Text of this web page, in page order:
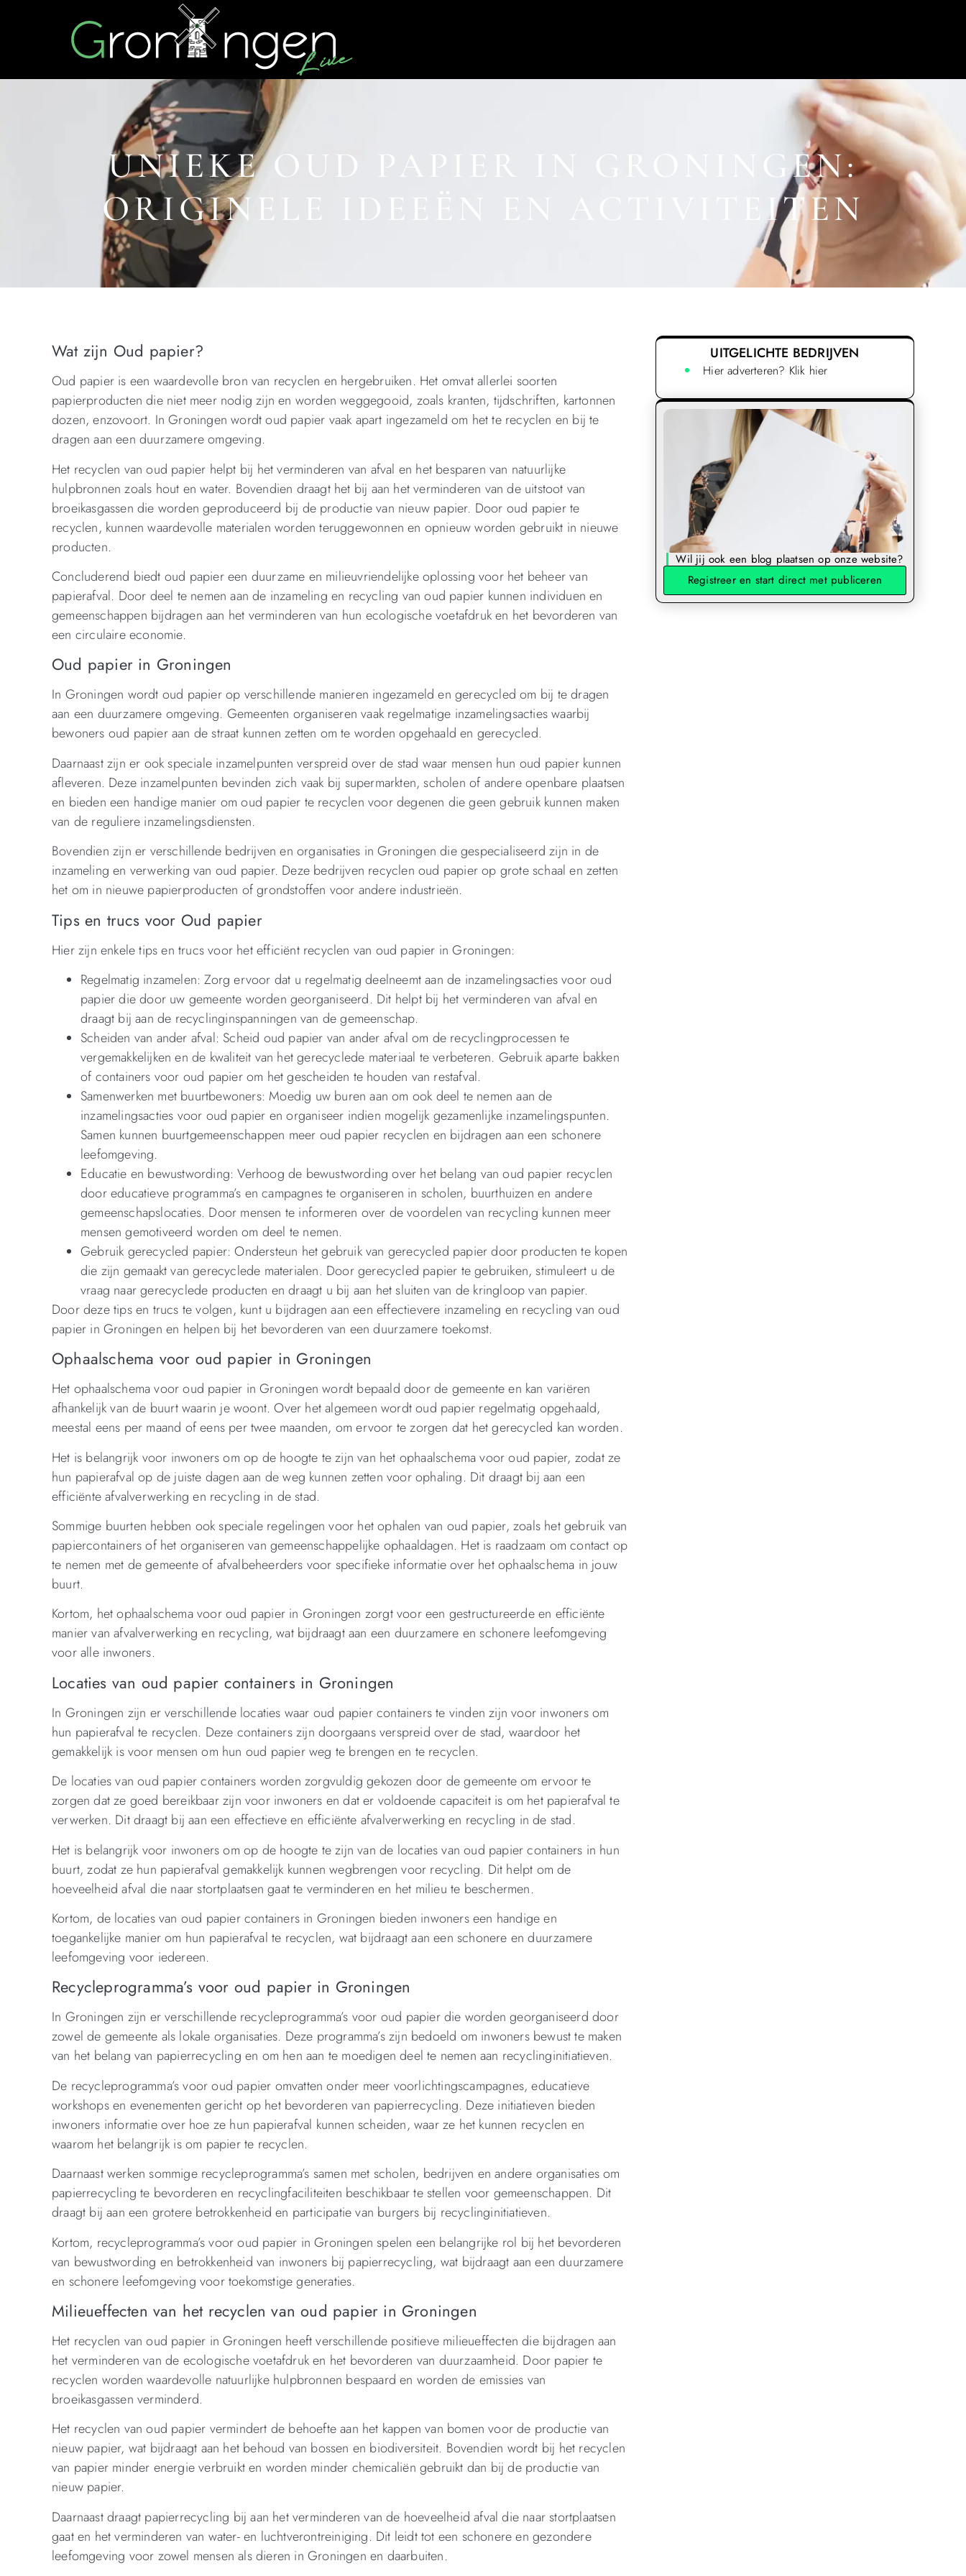
UNIEKE OUD PAPIER IN GRONINGEN:
ORIGINELE IDEEËN EN ACTIVITEITEN
Wat zijn Oud papier?
Oud papier is een waardevolle bron van recyclen en hergebruiken. Het omvat allerlei soorten
papierproducten die niet meer nodig zijn en worden weggegooid, zoals kranten, tijdschriften, kartonnen
dozen, enzovoort. In Groningen wordt oud papier vaak apart ingezameld om het te recyclen en bij te
dragen aan een duurzamere omgeving.
Het recyclen van oud papier helpt bij het verminderen van afval en het besparen van natuurlijke
hulpbronnen zoals hout en water. Bovendien draagt het bij aan het verminderen van de uitstoot van
broeikasgassen die worden geproduceerd bij de productie van nieuw papier. Door oud papier te
recyclen, kunnen waardevolle materialen worden teruggewonnen en opnieuw worden gebruikt in nieuwe
producten.
Concluderend biedt oud papier een duurzame en milieuvriendelijke oplossing voor het beheer van
papierafval. Door deel te nemen aan de inzameling en recycling van oud papier kunnen individuen en
gemeenschappen bijdragen aan het verminderen van hun ecologische voetafdruk en het bevorderen van
een circulaire economie.
Oud papier in Groningen
In Groningen wordt oud papier op verschillende manieren ingezameld en gerecycled om bij te dragen
aan een duurzamere omgeving. Gemeenten organiseren vaak regelmatige inzamelingsacties waarbij
bewoners oud papier aan de straat kunnen zetten om te worden opgehaald en gerecycled.
Daarnaast zijn er ook speciale inzamelpunten verspreid over de stad waar mensen hun oud papier kunnen
afleveren. Deze inzamelpunten bevinden zich vaak bij supermarkten, scholen of andere openbare plaatsen
en bieden een handige manier om oud papier te recyclen voor degenen die geen gebruik kunnen maken
van de reguliere inzamelingsdiensten.
Bovendien zijn er verschillende bedrijven en organisaties in Groningen die gespecialiseerd zijn in de
inzameling en verwerking van oud papier. Deze bedrijven recyclen oud papier op grote schaal en zetten
het om in nieuwe papierproducten of grondstoffen voor andere industrieën.
Tips en trucs voor Oud papier
Hier zijn enkele tips en trucs voor het efficiënt recyclen van oud papier in Groningen:
Regelmatig inzamelen: Zorg ervoor dat u regelmatig deelneemt aan de inzamelingsacties voor oud
papier die door uw gemeente worden georganiseerd. Dit helpt bij het verminderen van afval en
draagt bij aan de recyclinginspanningen van de gemeenschap.
Scheiden van ander afval: Scheid oud papier van ander afval om de recyclingprocessen te
vergemakkelijken en de kwaliteit van het gerecyclede materiaal te verbeteren. Gebruik aparte bakken
of containers voor oud papier om het gescheiden te houden van restafval.
Samenwerken met buurtbewoners: Moedig uw buren aan om ook deel te nemen aan de
inzamelingsacties voor oud papier en organiseer indien mogelijk gezamenlijke inzamelingspunten.
Samen kunnen buurtgemeenschappen meer oud papier recyclen en bijdragen aan een schonere
leefomgeving.
Educatie en bewustwording: Verhoog de bewustwording over het belang van oud papier recyclen
door educatieve programma’s en campagnes te organiseren in scholen, buurthuizen en andere
gemeenschapslocaties. Door mensen te informeren over de voordelen van recycling kunnen meer
mensen gemotiveerd worden om deel te nemen.
Gebruik gerecycled papier: Ondersteun het gebruik van gerecycled papier door producten te kopen
die zijn gemaakt van gerecyclede materialen. Door gerecycled papier te gebruiken, stimuleert u de
vraag naar gerecyclede producten en draagt u bij aan het sluiten van de kringloop van papier.
Door deze tips en trucs te volgen, kunt u bijdragen aan een effectievere inzameling en recycling van oud
papier in Groningen en helpen bij het bevorderen van een duurzamere toekomst.
Ophaalschema voor oud papier in Groningen
Het ophaalschema voor oud papier in Groningen wordt bepaald door de gemeente en kan variëren
afhankelijk van de buurt waarin je woont. Over het algemeen wordt oud papier regelmatig opgehaald,
meestal eens per maand of eens per twee maanden, om ervoor te zorgen dat het gerecycled kan worden.
Het is belangrijk voor inwoners om op de hoogte te zijn van het ophaalschema voor oud papier, zodat ze
hun papierafval op de juiste dagen aan de weg kunnen zetten voor ophaling. Dit draagt bij aan een
efficiënte afvalverwerking en recycling in de stad.
Sommige buurten hebben ook speciale regelingen voor het ophalen van oud papier, zoals het gebruik van
papiercontainers of het organiseren van gemeenschappelijke ophaaldagen. Het is raadzaam om contact op
te nemen met de gemeente of afvalbeheerders voor specifieke informatie over het ophaalschema in jouw
buurt.
Kortom, het ophaalschema voor oud papier in Groningen zorgt voor een gestructureerde en efficiënte
manier van afvalverwerking en recycling, wat bijdraagt aan een duurzamere en schonere leefomgeving
voor alle inwoners.
Locaties van oud papier containers in Groningen
In Groningen zijn er verschillende locaties waar oud papier containers te vinden zijn voor inwoners om
hun papierafval te recyclen. Deze containers zijn doorgaans verspreid over de stad, waardoor het
gemakkelijk is voor mensen om hun oud papier weg te brengen en te recyclen.
De locaties van oud papier containers worden zorgvuldig gekozen door de gemeente om ervoor te
zorgen dat ze goed bereikbaar zijn voor inwoners en dat er voldoende capaciteit is om het papierafval te
verwerken. Dit draagt bij aan een effectieve en efficiënte afvalverwerking en recycling in de stad.
Het is belangrijk voor inwoners om op de hoogte te zijn van de locaties van oud papier containers in hun
buurt, zodat ze hun papierafval gemakkelijk kunnen wegbrengen voor recycling. Dit helpt om de
hoeveelheid afval die naar stortplaatsen gaat te verminderen en het milieu te beschermen.
Kortom, de locaties van oud papier containers in Groningen bieden inwoners een handige en
toegankelijke manier om hun papierafval te recyclen, wat bijdraagt aan een schonere en duurzamere
leefomgeving voor iedereen.
Recycleprogramma’s voor oud papier in Groningen
In Groningen zijn er verschillende recycleprogramma’s voor oud papier die worden georganiseerd door
zowel de gemeente als lokale organisaties. Deze programma’s zijn bedoeld om inwoners bewust te maken
van het belang van papierrecycling en om hen aan te moedigen deel te nemen aan recyclinginitiatieven.
De recycleprogramma’s voor oud papier omvatten onder meer voorlichtingscampagnes, educatieve
workshops en evenementen gericht op het bevorderen van papierrecycling. Deze initiatieven bieden
inwoners informatie over hoe ze hun papierafval kunnen scheiden, waar ze het kunnen recyclen en
waarom het belangrijk is om papier te recyclen.
Daarnaast werken sommige recycleprogramma’s samen met scholen, bedrijven en andere organisaties om
papierrecycling te bevorderen en recyclingfaciliteiten beschikbaar te stellen voor gemeenschappen. Dit
draagt bij aan een grotere betrokkenheid en participatie van burgers bij recyclinginitiatieven.
Kortom, recycleprogramma’s voor oud papier in Groningen spelen een belangrijke rol bij het bevorderen
van bewustwording en betrokkenheid van inwoners bij papierrecycling, wat bijdraagt aan een duurzamere
en schonere leefomgeving voor toekomstige generaties.
Milieueffecten van het recyclen van oud papier in Groningen
Het recyclen van oud papier in Groningen heeft verschillende positieve milieueffecten die bijdragen aan
het verminderen van de ecologische voetafdruk en het bevorderen van duurzaamheid. Door papier te
recyclen worden waardevolle natuurlijke hulpbronnen bespaard en worden de emissies van
broeikasgassen verminderd.
Het recyclen van oud papier vermindert de behoefte aan het kappen van bomen voor de productie van
nieuw papier, wat bijdraagt aan het behoud van bossen en biodiversiteit. Bovendien wordt bij het recyclen
van papier minder energie verbruikt en worden minder chemicaliën gebruikt dan bij de productie van
nieuw papier.
Daarnaast draagt papierrecycling bij aan het verminderen van de hoeveelheid afval die naar stortplaatsen
gaat en het verminderen van water- en luchtverontreiniging. Dit leidt tot een schonere en gezondere
leefomgeving voor zowel mensen als dieren in Groningen en daarbuiten.
UITGELICHTE BEDRIJVEN
Hier adverteren? Klik hier
Wil jij ook een blog plaatsen op onze website?
Registreer en start direct met publiceren